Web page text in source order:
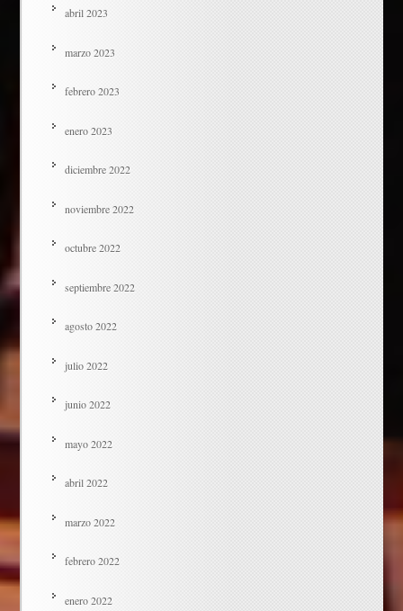
abril 2023
marzo 2023
febrero 2023
enero 2023
diciembre 2022
noviembre 2022
octubre 2022
septiembre 2022
agosto 2022
julio 2022
junio 2022
mayo 2022
abril 2022
marzo 2022
febrero 2022
enero 2022